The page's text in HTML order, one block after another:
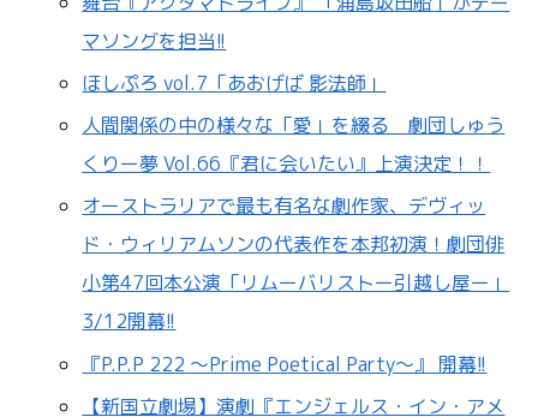
マソングを担当!!
ほしぷろ vol.7「あおげば 影法師」
人間関係の中の様々な「愛」を綴る 劇団しゅう
くりー夢 Vol.66『君に会いたい』上演決定！！
オーストラリアで最も有名な劇作家、デヴィッ
ド・ウィリアムソンの代表作を本邦初演！劇団俳
小第47回本公演「リムーバリストー引越し屋ー」
3/12開幕!!
『P.P.P 222 ～Prime Poetical Party～』 開幕!!
【新国立劇場】演劇『エンジェルス・イン・アメ